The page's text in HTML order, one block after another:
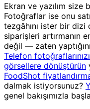
Ekran ve yazılım size
Fotoğraflar ise onu
tezgâhını ister bir
siparişleri artırmanın
değil — zaten
Telefon
görsellere dönüştürün
FoodShot
dalmak istiyorsunuz?
genel bakışımızla